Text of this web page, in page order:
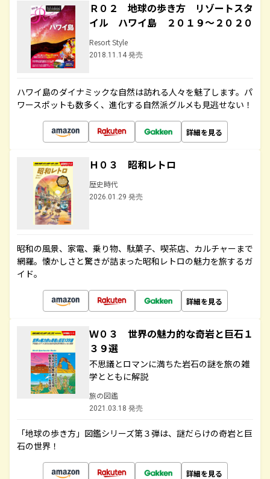
Ｒ０２ 地球の歩き方 リゾートスタ
イル ハワイ島 ２０１９～２０２０
Resort Style
2018.11.14 発売
ハワイ島のダイナミックな自然は訪れる人々を魅了します。パ
ワースポットも数多く、進化する自然派グルメも見逃せない！
詳細を見る
Ｈ０３ 昭和レトロ
歴史時代
2026.01.29 発売
昭和の風景、家電、乗り物、駄菓子、喫茶店、カルチャーまで
網羅。懐かしさと驚きが詰まった昭和レトロの魅力を旅するガ
イド。
詳細を見る
Ｗ０３ 世界の魅力的な奇岩と巨石１
３９選
不思議とロマンに満ちた岩石の謎を旅の雑
学とともに解説
旅の図鑑
2021.03.18 発売
「地球の歩き方」図鑑シリーズ第３弾は、謎だらけの奇岩と巨
石の世界！
詳細を見る